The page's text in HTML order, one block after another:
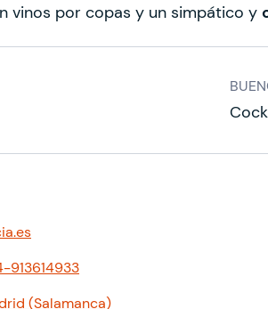
vinos por copas y un simpático y
913614933
(Salamanca)